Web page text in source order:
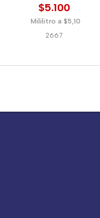
$5.100
Mililitro a $5,10
2667